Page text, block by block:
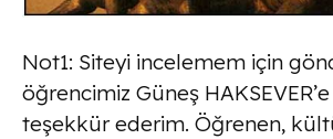
Not1: Siteyi incelemem için
öğrencimiz Güneş
teşekkür ederim. Öğrenen,